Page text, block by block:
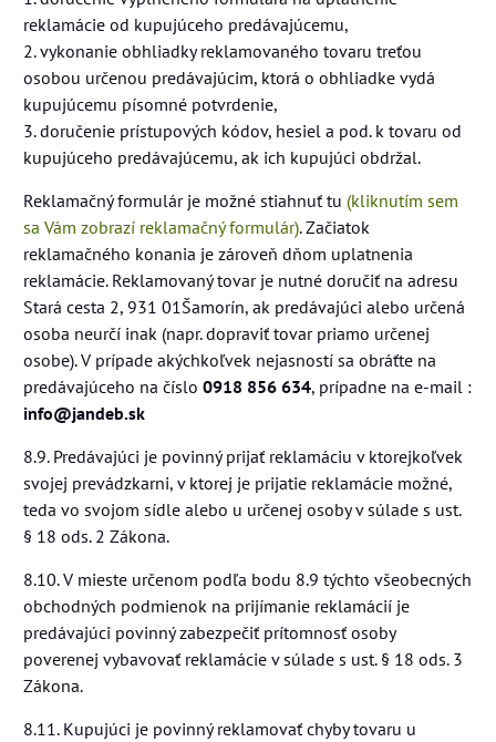
reklamácie od kupujúceho predávajúcemu,
2. vykonanie obhliadky reklamovaného tovaru treťou
osobou určenou predávajúcim, ktorá o obhliadke vydá
kupujúcemu písomné potvrdenie,
3. doručenie prístupových kódov, hesiel a pod. k tovaru od
kupujúceho predávajúcemu, ak ich kupujúci obdržal.
Reklamačný formulár je možné stiahnuť tu (kliknutím sem
sa Vám zobrazí reklamačný formulár). Začiatok
reklamačného konania je zároveň dňom uplatnenia
reklamácie. Reklamovaný tovar je nutné doručiť na adresu
Stará cesta 2, 931 01Šamorín, ak predávajúci alebo určená
osoba neurčí inak (napr. dopraviť tovar priamo určenej
osobe). V prípade akýchkoľvek nejasností sa obráťte na
predávajúceho na číslo 0918 856 634, prípadne na e-mail :
info@jandeb.sk
8.9. Predávajúci je povinný prijať reklamáciu v ktorejkoľvek
svojej prevádzkarni, v ktorej je prijatie reklamácie možné,
teda vo svojom sídle alebo u určenej osoby v súlade s ust.
§ 18 ods. 2 Zákona.
8.10. V mieste určenom podľa bodu 8.9 týchto všeobecných
obchodných podmienok na prijímanie reklamácií je
predávajúci povinný zabezpečiť prítomnosť osoby
poverenej vybavovať reklamácie v súlade s ust. § 18 ods. 3
Zákona.
8.11. Kupujúci je povinný reklamovať chyby tovaru u